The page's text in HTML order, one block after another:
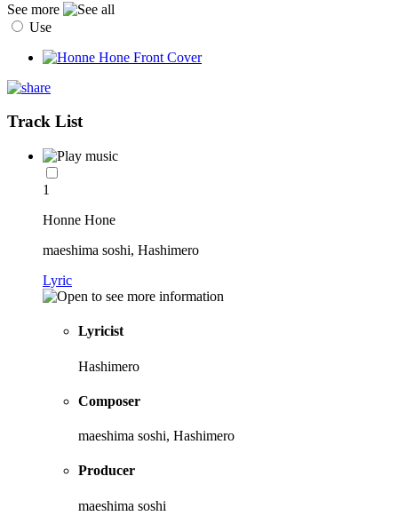
See more
Use
Track List
1
Honne Hone
maeshima soshi, Hashimero
Lyric
Lyricist
Hashimero
Composer
maeshima soshi, Hashimero
Producer
maeshima soshi